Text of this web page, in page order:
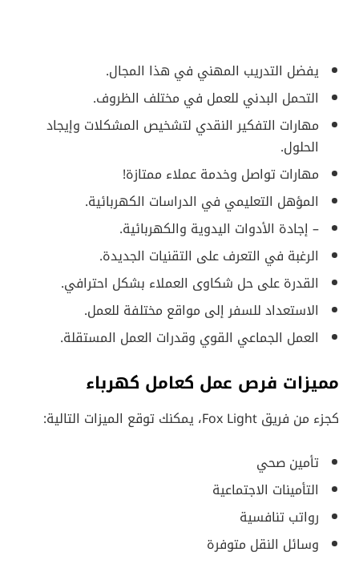
يفضل التدريب المهني في هذا المجال.
التحمل البدني للعمل في مختلف الظروف.
مهارات التفكير النقدي لتشخيص المشكلات وإيجاد
الحلول.
مهارات تواصل وخدمة عملاء ممتازة!
المؤهل التعليمي في الدراسات الكهربائية.
– إجادة الأدوات اليدوية والكهربائية.
الرغبة في التعرف على التقنيات الجديدة.
القدرة على حل شكاوى العملاء بشكل احترافي.
الاستعداد للسفر إلى مواقع مختلفة للعمل.
العمل الجماعي القوي وقدرات العمل المستقلة.
مميزات فرص عمل كعامل كهرباء
كجزء من فريق Fox Light، يمكنك توقع الميزات التالية:
تأمين صحي
التأمينات الاجتماعية
رواتب تنافسية
وسائل النقل متوفرة